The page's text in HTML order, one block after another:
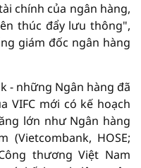
chính của ngân hàng,
thúc đẩy lưu thông",
giám đốc ngân hàng
- những Ngân hàng đã
VIFC mới có kế hoạch
lớn như Ngân hàng
(Vietcombank, HOSE;
thương Việt Nam